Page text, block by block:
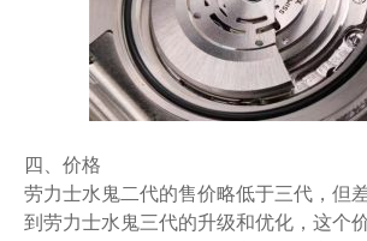
四、价格
劳力士水鬼二代的售价略低于三代，但
到劳力士水鬼三代的升级和优化，这个